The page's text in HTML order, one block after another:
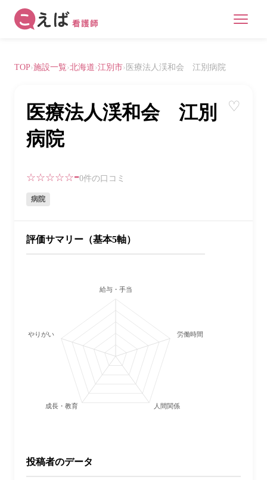
TOP›施設一覧›北海道›江別市› 医療法人渓和会 江別病院
医療法人渓和会 江別
病院
♡
☆☆☆☆☆-0件の口コミ
病院
評価サマリー（基本5軸）
給与・手当
労働時間・休日
人間関係
成長・教育
やりがい
投稿者のデータ